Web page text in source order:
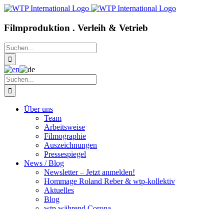
Zum
springen
Filmproduktion . Verleih & Vetrieb
Suche
nach:
Suche
nach:
Über uns
Team
Arbeitsweise
Filmographie
Auszeichnungen
Pressespiegel
News / Blog
Newsletter – Jetzt anmelden!
Hommage Roland Reber & wtp-kollektiv
Aktuelles
Blog